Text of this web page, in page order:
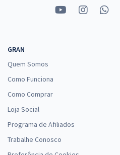
GRAN
Quem Somos
Como Funciona
Como Comprar
Loja Social
Programa de Afiliados
Trabalhe Conosco